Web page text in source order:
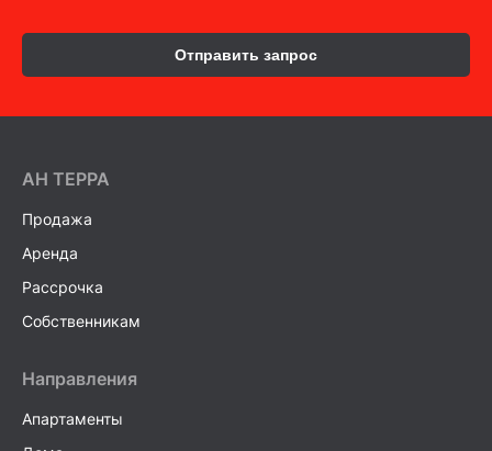
Отправить запрос
AH ТEPPA
Продажа
Аренда
Рассрочка
Собственникам
Направления
Апартаменты